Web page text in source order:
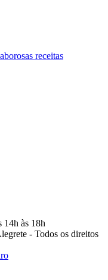
receitas
14h às 18h
- Todos os direitos